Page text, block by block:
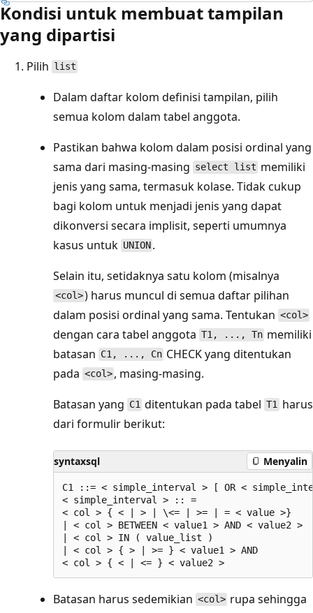
Kondisi untuk membuat tampilan
yang dipartisi
Pilih list
Dalam daftar kolom definisi tampilan, pilih
semua kolom dalam tabel anggota.
Pastikan bahwa kolom dalam posisi ordinal yang
sama dari masing-masing select list memiliki
jenis yang sama, termasuk kolase. Tidak cukup
bagi kolom untuk menjadi jenis yang dapat
dikonversi secara implisit, seperti umumnya
kasus untuk UNION .
Selain itu, setidaknya satu kolom (misalnya
<col>) harus muncul di semua daftar pilihan
dalam posisi ordinal yang sama. Tentukan <col>
dengan cara tabel anggota T1, ..., Tn memiliki
batasan C1, ..., Cn CHECK yang ditentukan
pada <col> , masing-masing.
Batasan yang C1 ditentukan pada tabelT1harus
dari formulir berikut:
syntaxsql Menyalin
C1 ::= < simple_interval > [ OR <
< simple_interval > :: =
< col > { < | > | \<= | >= | = < value >}
| < col > BETWEEN < value1 > AND < value2 >
| < col > IN ( value_list )
| < col > { > | >= } < value1 > AND
Batasan harus sedemikian <col> rupa sehingga